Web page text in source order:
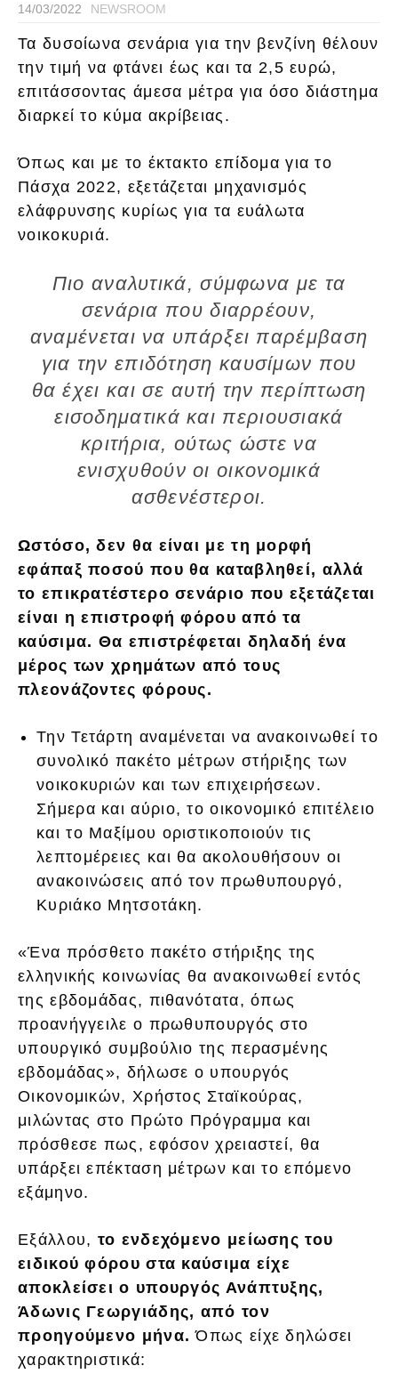
14/03/2022 NEWSROOM
Τα δυσοίωνα σενάρια για την βενζίνη θέλουν
την τιμή να φτάνει έως και τα 2,5 ευρώ,
επιτάσσοντας άμεσα μέτρα για όσο διάστημα
διαρκεί το κύμα ακρίβειας.
Όπως και με το έκτακτο επίδομα για το
Πάσχα 2022, εξετάζεται μηχανισμός
ελάφρυνσης κυρίως για τα ευάλωτα
νοικοκυριά.
Πιο αναλυτικά, σύμφωνα με τα
σενάρια που διαρρέουν,
αναμένεται να υπάρξει παρέμβαση
για την επιδότηση καυσίμων που
θα έχει και σε αυτή την περίπτωση
εισοδηματικά και περιουσιακά
κριτήρια, ούτως ώστε να
ενισχυθούν οι οικονομικά
ασθενέστεροι.
Ωστόσο, δεν θα είναι με τη μορφή
εφάπαξ ποσού που θα καταβληθεί, αλλά
το επικρατέστερο σενάριο που εξετάζεται
είναι η επιστροφή φόρου από τα
καύσιμα. Θα επιστρέφεται δηλαδή ένα
μέρος των χρημάτων από τους
πλεονάζοντες φόρους.
Την Τετάρτη αναμένεται να ανακοινωθεί το
συνολικό πακέτο μέτρων στήριξης των
νοικοκυριών και των επιχειρήσεων.
Σήμερα και αύριο, το οικονομικό επιτέλειο
και το Μαξίμου οριστικοποιούν τις
λεπτομέρειες και θα ακολουθήσουν οι
ανακοινώσεις από τον πρωθυπουργό,
Κυριάκο Μητσοτάκη.
«Ένα πρόσθετο πακέτο στήριξης της
ελληνικής κοινωνίας θα ανακοινωθεί εντός
της εβδομάδας, πιθανότατα, όπως
προανήγγειλε ο πρωθυπουργός στο
υπουργικό συμβούλιο της περασμένης
εβδομάδας», δήλωσε ο υπουργός
Οικονομικών, Χρήστος Σταϊκούρας,
μιλώντας στο Πρώτο Πρόγραμμα και
πρόσθεσε πως, εφόσον χρειαστεί, θα
υπάρξει επέκταση μέτρων και το επόμενο
εξάμηνο.
Εξάλλου, το ενδεχόμενο μείωσης του
ειδικού φόρου στα καύσιμα είχε
αποκλείσει ο υπουργός Ανάπτυξης,
Άδωνις Γεωργιάδης, από τον
προηγούμενο μήνα. Όπως είχε δηλώσει
χαρακτηριστικά: